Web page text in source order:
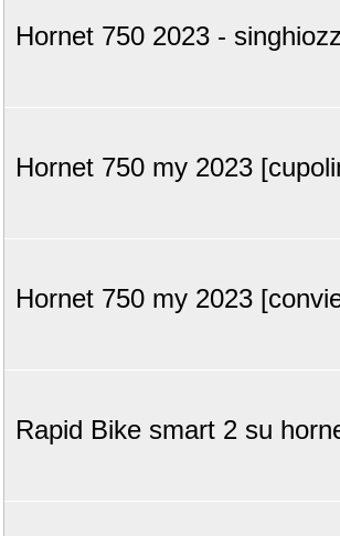
Hornet 750 2023 -
Hornet 750 my 2023
Hornet 750 my 2023
Rapid Bike smart 2 su